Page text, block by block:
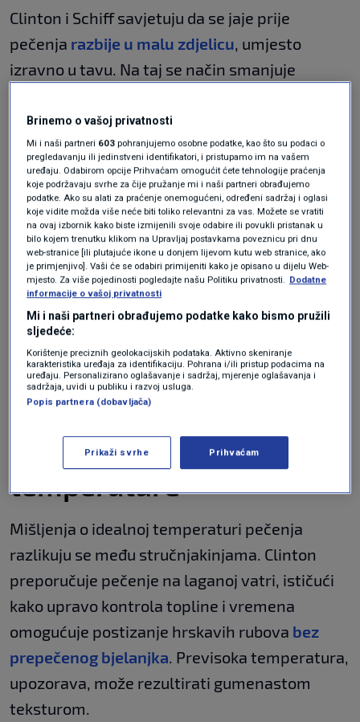
Clinton i Schiff savjetuju da se jaje prije
pečenja razbije u malu zdjelicu, umjesto
izravno u tavu. Na taj se način smanjuje
komadića ljuske u jelu. Clinton dodatno
preporučuje da se jaje pažljivo izlije u tavu kako
bi žumanjak ostao netaknut, pišeKlix.ba.
Maslac daje najbolji okus
Sve četiri kuharice prednost daju maslacu kao
masnoći za pečenje jaja. Preporučuju
korištenje izdašne količine maslaca koji se
prije dodavanja jajeta treba potpuno otopiti.
Koliko se kuhaju jaja
COOKING 9. svi.
Ključ je u kontroli
temperature
Mišljenja o idealnoj temperaturi pečenja
razlikuju se među stručnjakinjama. Clinton
preporučuje pečenje na laganoj vatri, ističući
kako upravo kontrola topline i vremena
omogućuje postizanje hrskavih rubova bez
prepečenog bjelanjka. Previsoka temperatura,
upozorava, može rezultirati gumenastom
teksturom.
Brinemo o vašoj privatnosti
Mi i naši partneri 603 pohranjujemo osobne podatke, kao što su podaci o
pregledavanju ili jedinstveni identifikatori, i pristupamo im na vašem
uređaju. Odabirom opcije Prihvaćam omogućit ćete tehnologije praćenja
koje podržavaju svrhe za čije pružanje mi i naši partneri obrađujemo
podatke. Ako su alati za praćenje onemogućeni, određeni sadržaj i oglasi
koje vidite možda više neće biti toliko relevantni za vas. Možete se vratiti
na ovaj izbornik kako biste izmijenili svoje odabire ili povukli pristanak u
bilo kojem trenutku klikom na Upravljaj postavkama poveznicu pri dnu
web-stranice [ili plutajuće ikone u donjem lijevom kutu web stranice, ako
je primjenjivo]. Vaši će se odabiri primijeniti kako je opisano u dijelu Web-
mjesto. Za više pojedinosti pogledajte našu Politiku privatnosti. Dodatne
informacije o vašoj privatnosti
Mi i naši partneri obrađujemo podatke kako bismo pružili
sljedeće:
Korištenje preciznih geolokacijskih podataka. Aktivno skeniranje
karakteristika uređaja za identifikaciju. Pohrana i/ili pristup podacima na
uređaju. Personalizirano oglašavanje i sadržaj, mjerenje oglašavanja i
sadržaja, uvidi u publiku i razvoj usluga.
Popis partnera (dobavljača)
Prikaži svrhe Prihvaćam